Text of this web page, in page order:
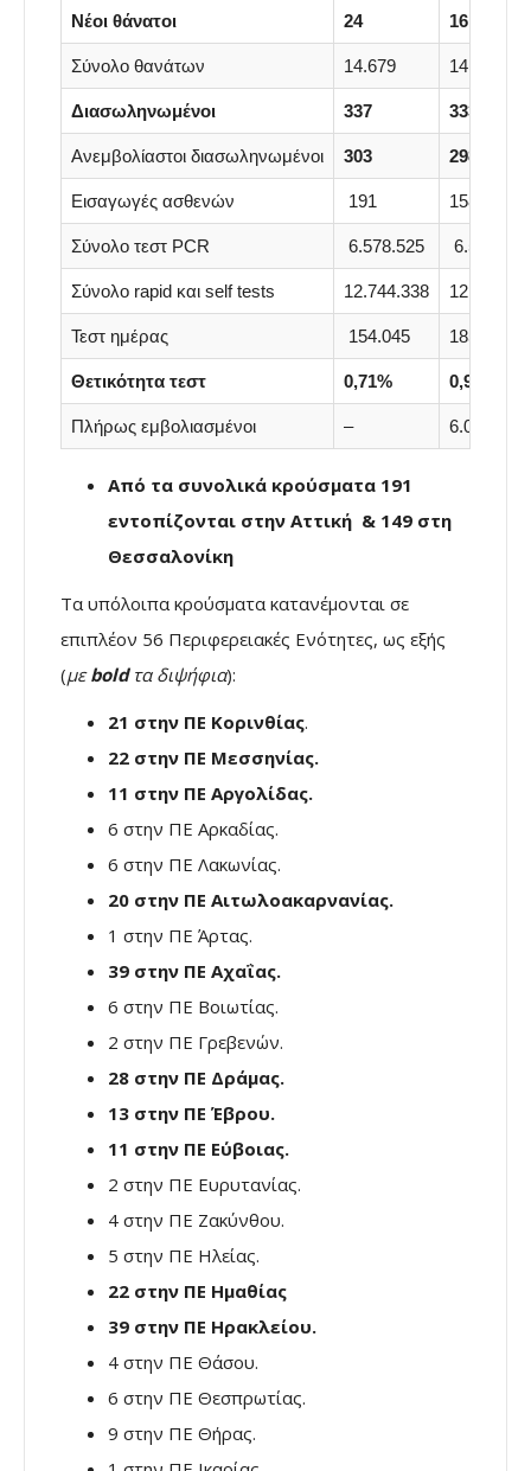
Νέοι θάνατοι 24 16
Σύνολο θανάτων 14.679 14.655
Διασωληνωμένοι 337 333
Ανεμβολίαστοι διασωληνωμένοι 303 298
Εισαγωγές ασθενών 191 158
Σύνολο τεστ PCR 6.578.525 6.570.927
Σύνολο rapid και self tests 12.744.338
Τεστ ημέρας 154.045 185.790
Θετικότητα τεστ 0,71% 0,99%
Πλήρως εμβολιασμένοι – 6.055.656
Από τα συνολικά κρούσματα 191
εντοπίζονται στην Αττική & 149 στη
Θεσσαλονίκη
Τα υπόλοιπα κρούσματα κατανέμονται σε
επιπλέον 56 Περιφερειακές Ενότητες, ως εξής
(μεboldτα διψήφια):
21 στην ΠΕ Κορινθίας.
22 στην ΠΕ Μεσσηνίας.
11 στην ΠΕ Αργολίδας.
6 στην ΠΕ Αρκαδίας.
6 στην ΠΕ Λακωνίας.
20 στην ΠΕ Αιτωλοακαρνανίας.
1 στην ΠΕ Άρτας.
39 στην ΠΕ Αχαΐας.
6 στην ΠΕ Βοιωτίας.
2 στην ΠΕ Γρεβενών.
28 στην ΠΕ Δράμας.
13 στην ΠΕ Έβρου.
11 στην ΠΕ Εύβοιας.
2 στην ΠΕ Ευρυτανίας.
4 στην ΠΕ Ζακύνθου.
5 στην ΠΕ Ηλείας.
22 στην ΠΕ Ημαθίας
39 στην ΠΕ Ηρακλείου.
4 στην ΠΕ Θάσου.
6 στην ΠΕ Θεσπρωτίας.
9 στην ΠΕ Θήρας.